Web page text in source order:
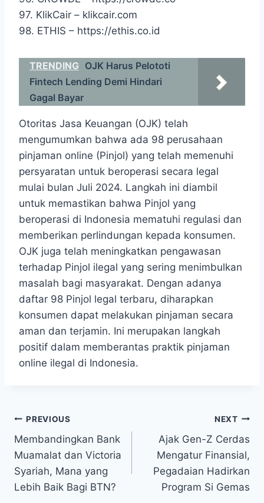
97. KlikCair – klikcair.com
98. ETHIS – https://ethis.co.id
TRENDING OJK Harus Pelototi
Fintech Lending Demi Hindari
Gagal Bayar
Otoritas⁢ Jasa Keuangan (OJK)​ telah
mengumumkan bahwa ada 98 perusahaan
pinjaman online (Pinjol) ‍yang telah memenuhi
persyaratan untuk beroperasi‌ secara legal
mulai bulan Juli 2024. Langkah ini⁤ diambil
untuk‍ memastikan bahwa Pinjol yang
beroperasi di Indonesia​ mematuhi regulasi dan
memberikan perlindungan kepada konsumen.
OJK juga‌ telah meningkatkan ‌pengawasan
terhadap Pinjol ilegal yang sering menimbulkan
masalah bagi masyarakat. Dengan adanya
daftar 98 Pinjol legal terbaru, diharapkan
konsumen dapat⁣ melakukan pinjaman secara
aman dan terjamin. Ini merupakan langkah
positif ⁤dalam memberantas​ praktik pinjaman
online‍ ilegal di Indonesia.
Post
navigation
PREVIOUS
Membandingkan Bank
Muamalat dan Victoria
Syariah, Mana yang
Lebih Baik Bagi BTN?
NEXT
Ajak Gen-Z Cerdas
Mengatur Finansial,
Pegadaian Hadirkan
Program Si Gemas